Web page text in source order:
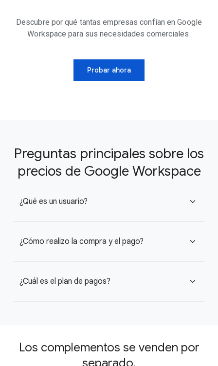
Descubre por qué tantas empresas confían en Google
Workspace para sus necesidades comerciales.
Probar ahora
Preguntas principales sobre los
precios de Google Workspace
¿Qué es un usuario? expand_more
¿Cómo realizo la compra y el pago? expand_more
¿Cuál es el plan de pagos? expand_more
Los complementos se venden por